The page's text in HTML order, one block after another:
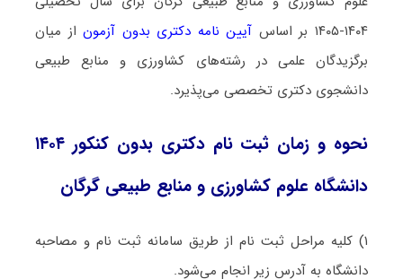
۱۴۰۴-۱۴۰۵ بر اساس
آیین نامه دکتری بدون آزموناز میان
برگزیدگان علمی در رشته‌های کشاورزی و منابع طبیعی
دانشجوی دکتری تخصصی می‌پذیرد.
نحوه و زمان ثبت نام دکتری بدون کنکور ۱۴۰۴
دانشگاه علوم کشاورزی و منابع طبیعی گرگان
۱) کلیه مراحل ثبت نام از طریق سامانه ثبت نام و مصاحبه
دانشگاه به آدرس زیر انجام می‌شود.